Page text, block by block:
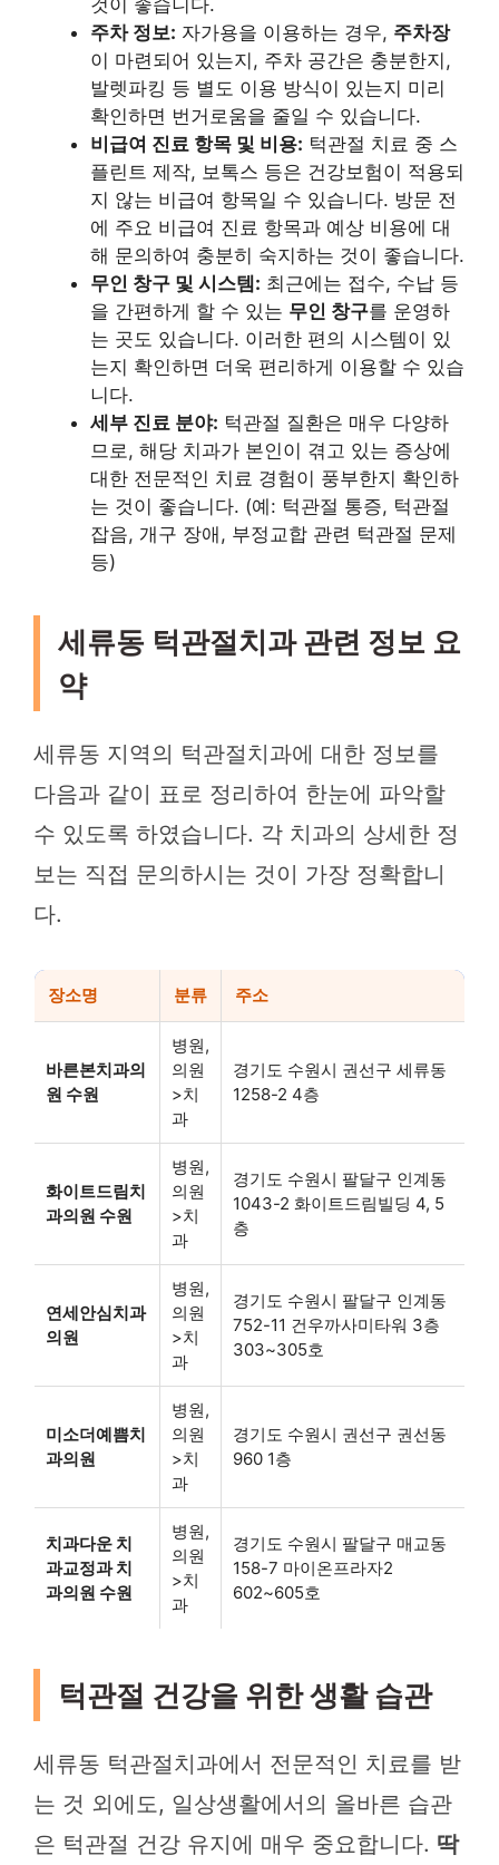
것이 좋습니다.
주차 정보: 자가용을 이용하는 경우, 주차장
이 마련되어 있는지, 주차 공간은 충분한지,
발렛파킹 등 별도 이용 방식이 있는지 미리
확인하면 번거로움을 줄일 수 있습니다.
비급여 진료 항목 및 비용: 턱관절 치료 중 스
플린트 제작, 보톡스 등은 건강보험이 적용되
지 않는 비급여 항목일 수 있습니다. 방문 전
에 주요 비급여 진료 항목과 예상 비용에 대
해 문의하여 충분히 숙지하는 것이 좋습니다.
무인 창구 및 시스템: 최근에는 접수, 수납 등
을 간편하게 할 수 있는 무인 창구를 운영하
는 곳도 있습니다. 이러한 편의 시스템이 있
는지 확인하면 더욱 편리하게 이용할 수 있습
니다.
세부 진료 분야: 턱관절 질환은 매우 다양하
므로, 해당 치과가 본인이 겪고 있는 증상에
대한 전문적인 치료 경험이 풍부한지 확인하
는 것이 좋습니다. (예: 턱관절 통증, 턱관절
잡음, 개구 장애, 부정교합 관련 턱관절 문제
등)
세류동 턱관절치과 관련 정보 요
약
세류동 지역의 턱관절치과에 대한 정보를
다음과 같이 표로 정리하여 한눈에 파악할
수 있도록 하였습니다. 각 치과의 상세한 정
보는 직접 문의하시는 것이 가장 정확합니
다.
장소명 분류 주소
바른본치과의
원 수원
병원,
의원
>치
과
경기도 수원시 권선구 세류동
1258-2 4층
화이트드림치
과의원 수원
병원,
의원
>치
과
경기도 수원시 팔달구 인계동
1043-2 화이트드림빌딩 4, 5
층
연세안심치과
의원
병원,
의원
>치
과
경기도 수원시 팔달구 인계동
752-11 건우까사미타워 3층
303~305호
미소더예쁨치
과의원
병원,
의원
>치
과
경기도 수원시 권선구 권선동
960 1층
치과다운 치
과교정과 치
과의원 수원
병원,
의원
>치
과
경기도 수원시 팔달구 매교동
158-7 마이온프라자2
602~605호
턱관절 건강을 위한 생활 습관
세류동 턱관절치과에서 전문적인 치료를 받
는 것 외에도, 일상생활에서의 올바른 습관
은 턱관절 건강 유지에 매우 중요합니다. 딱